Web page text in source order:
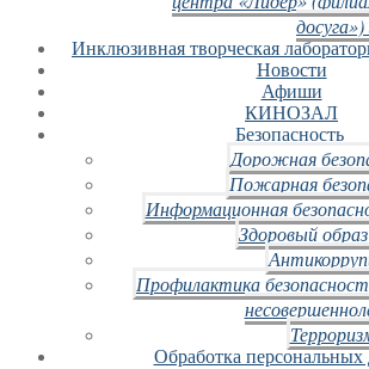
Инклюзивная творческая
Новости
Афиши
КИНОЗАЛ
Безопасность
Дорожная
Пожарная
Информационная
Здоровый
Профилактика
Обработка